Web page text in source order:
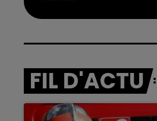
FIL D'ACTU